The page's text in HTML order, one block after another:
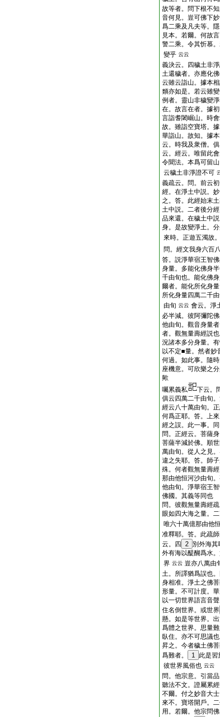
故等者。問下根不
音何見。豈可佛下
爲二乘及凡夫等。
見本。若爾。何故
警二乘。令其忻慕
變乎 云云
義決云。四穢土非
土還穢者。亦應化
云雖云詣山。據本
類亦如是。若云雖
例者。靈山非穢變
在。故言在者。據
言詣耆闍崛山。時
故。雖詣空寶塔。
華詣山。故知。據
云。時我及衆僧。
云。經云。唯留此
令聞法。本爲可留
云穢土非淨證不可
義疏云。問。前云
經。在淨土中説。
之。答。此經始末
土中説。二者後分
品來還。在穢土中
身。是故變淨土。
來時。正遊五濁故
問。經文我身六百
答。説淨華宿王智
身量。多能化佛身
千由旬也。能化佛
爾者。能化所化身
所化身量四萬二千
由旬 云云 會云。淨
必半減。彼阿彌陀
他由旬。觀音身量
者。觀無量壽經説
況諸本多分身量。
以不定■量。然者妙
何過。如此事。隨
座機意。可欣樂之
歟
囑累義私
下云。
俱云四萬二千由旬
經云八十萬由旬。
何爲正耶。答。上
經之誤。此一事。
問。正經云。菩薩
菩薩半減於佛。順
萬由旬。從人之見
違之失耶。答。師
殊。何者觀無量壽
那由他恒河沙由旬
他由旬。淨華宿王
佛國。其義等同也
問。彼觀無量壽經
眼如四大海之量。
唯六十萬億那由他
准釋耶。答。此疏
云。四 2 別外海
外有海以醍醐爲水
界 云云 豈亦八萬由
土。所譯猶爲誤也
身相准。淨土之佛
形量。不可計度。
以一切世界語言音
住名倒世界。或世界
懸。如是等世界。
爲體之世界。思量
臥住。亦不可思議
昇之。今者穢土佛
爲難者。
1 此是習
彼世界風俗也 云云
問。他宗意。引當
聽法不文。證屬累
不爾。付之妙音大
來不。寶塔開戶。
用。若爾。他宗問